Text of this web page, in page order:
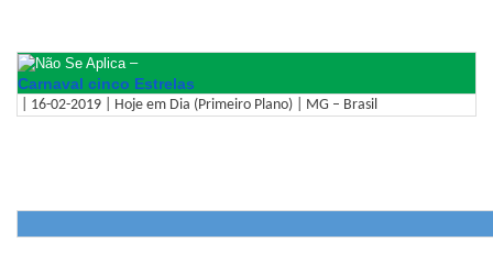
–
Carnaval cinco Estrelas
| 16-02-2019 | Hoje em Dia (Primeiro Plano) | MG – Brasil